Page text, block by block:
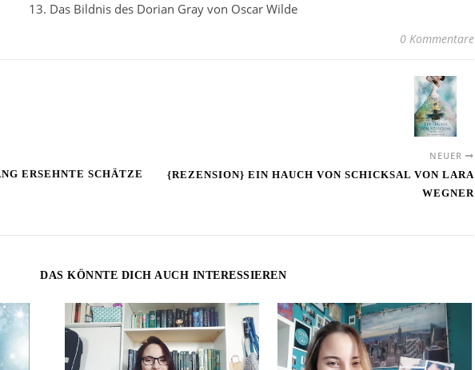
13. Das Bildnis des Dorian Gray von Oscar Wilde
0 Kommentare
ERSEHNTE SCHÄTZE
NEUER
{REZENSION} EIN HAUCH VON SCHICKSAL VON LARA
WEGNER
DAS KÖNNTE DICH AUCH INTERESSIEREN